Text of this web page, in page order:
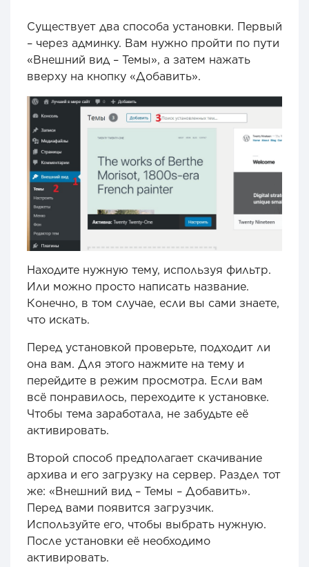
Существует два способа установки. Первый
– через админку. Вам нужно пройти по пути
«Внешний вид – Темы», а затем нажать
вверху на кнопку «Добавить».
Находите нужную тему, используя фильтр.
Или можно просто написать название.
Конечно, в том случае, если вы сами знаете,
что искать.
Перед установкой проверьте, подходит ли
она вам. Для этого нажмите на тему и
перейдите в режим просмотра. Если вам
всё понравилось, переходите к установке.
Чтобы тема заработала, не забудьте её
активировать.
Второй способ предполагает скачивание
архива и его загрузку на сервер. Раздел тот
же: «Внешний вид – Темы – Добавить».
Перед вами появится загрузчик.
Используйте его, чтобы выбрать нужную.
После установки её необходимо
активировать.